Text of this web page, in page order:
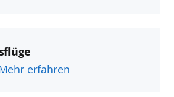
erfahren